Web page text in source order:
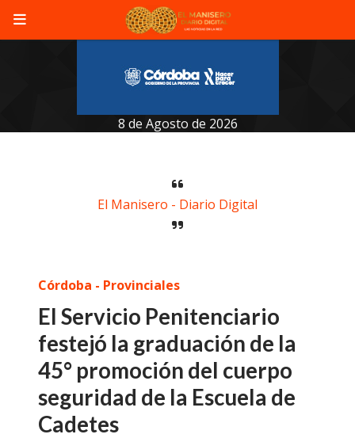
8 de Agosto de 2026
El Manisero - Diario Digital
El Servicio Penitenciario
festejó la graduación de la
45° promoción del cuerpo
seguridad de la Escuela de
Cadetes
Córdoba - Provinciales